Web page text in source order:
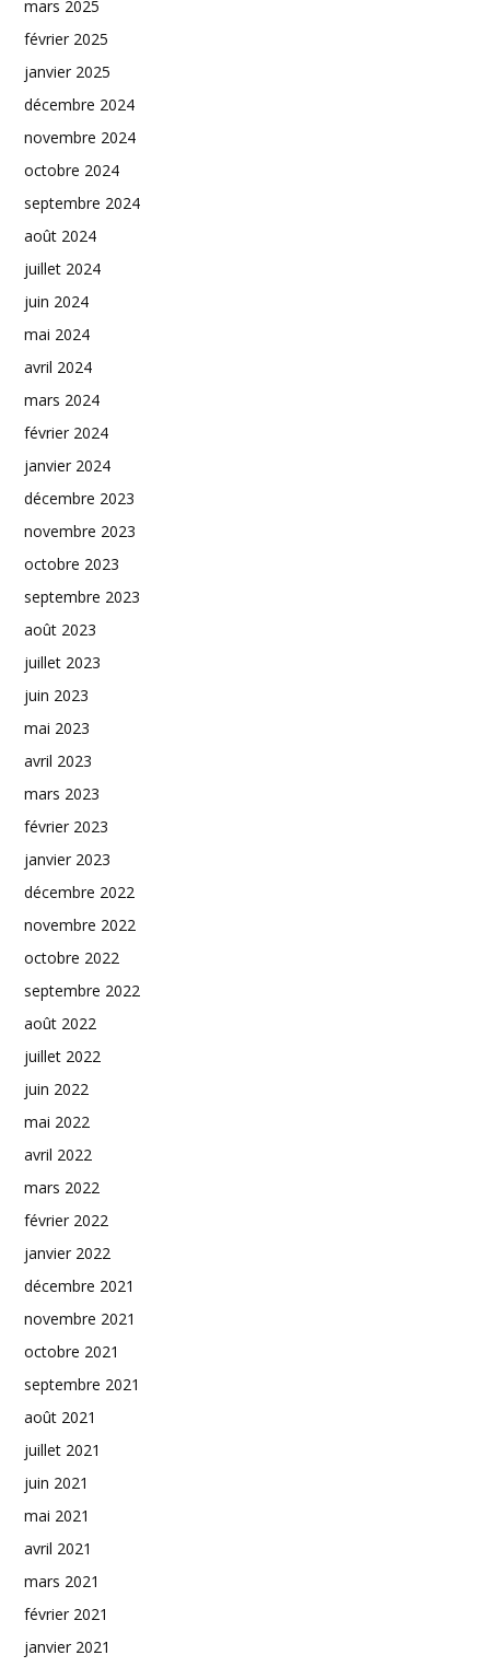
mars 2025
février 2025
janvier 2025
décembre 2024
novembre 2024
octobre 2024
septembre 2024
août 2024
juillet 2024
juin 2024
mai 2024
avril 2024
mars 2024
février 2024
janvier 2024
décembre 2023
novembre 2023
octobre 2023
septembre 2023
août 2023
juillet 2023
juin 2023
mai 2023
avril 2023
mars 2023
février 2023
janvier 2023
décembre 2022
novembre 2022
octobre 2022
septembre 2022
août 2022
juillet 2022
juin 2022
mai 2022
avril 2022
mars 2022
février 2022
janvier 2022
décembre 2021
novembre 2021
octobre 2021
septembre 2021
août 2021
juillet 2021
juin 2021
mai 2021
avril 2021
mars 2021
février 2021
janvier 2021